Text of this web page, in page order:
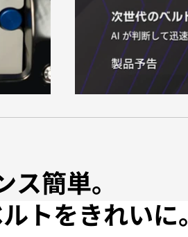
簡単。
トをきれいに。
簡単。
トをきれいに。